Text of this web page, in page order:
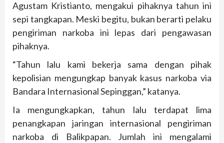
Agustam Kristianto, mengakui pihaknya tahun ini
sepi tangkapan. Meski begitu, bukan berarti pelaku
pengiriman narkoba ini lepas dari pengawasan
pihaknya.
“Tahun lalu kami bekerja sama dengan pihak
kepolisian mengungkap banyak kasus narkoba via
Bandara Internasional Sepinggan,” katanya.
Ia mengungkapkan, tahun lalu terdapat lima
penangkapan jaringan internasional pengiriman
narkoba di Balikpapan. Jumlah ini mengalami